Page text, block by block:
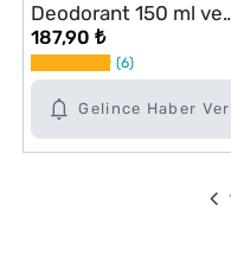
Gelince Haber Ver
Deodorant 150 ml ve
Roll-on 25 ml Seti
187,90 ₺
6